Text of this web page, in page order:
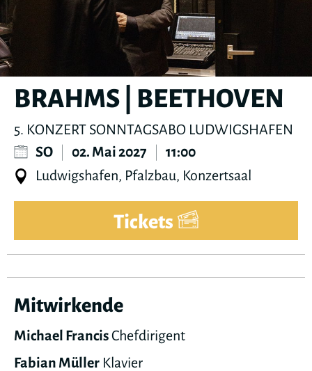
BRAHMS | BEETHOVEN
5. KONZERT SONNTAGSABO LUDWIGSHAFEN
SO
02. Mai 2027
11:00
Ludwigshafen, Pfalzbau, Konzertsaal
Tickets
Mitwirkende
Michael FrancisChefdirigent
Fabian Müller Klavier